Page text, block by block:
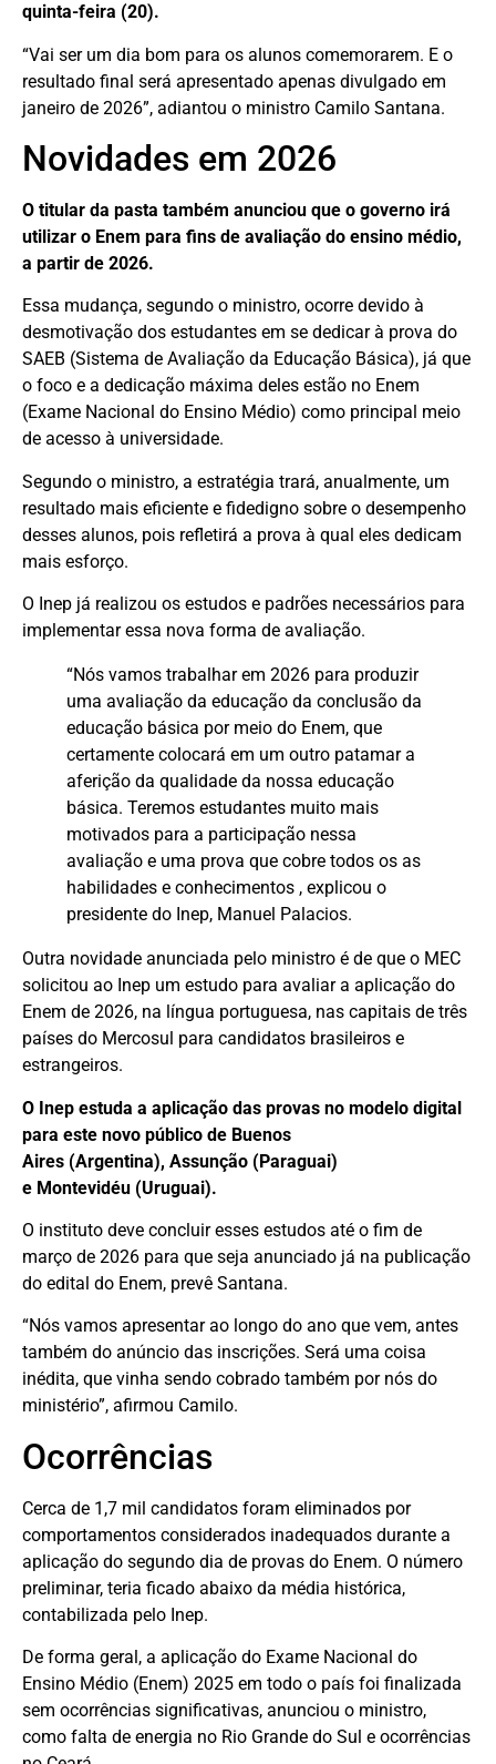
quinta-feira (20).
“Vai ser um dia bom para os alunos comemorarem. E o
resultado final será apresentado apenas divulgado em
janeiro de 2026”, adiantou o ministro Camilo Santana.
Novidades em 2026
O titular da pasta também anunciou que o governo irá
utilizar o Enem para fins de avaliação do ensino médio,
a partir de 2026.
Essa mudança, segundo o ministro, ocorre devido à
desmotivação dos estudantes em se dedicar à prova do
SAEB (Sistema de Avaliação da Educação Básica), já que
o foco e a dedicação máxima deles estão no Enem
(Exame Nacional do Ensino Médio) como principal meio
de acesso à universidade.
Segundo o ministro, a estratégia trará, anualmente, um
resultado mais eficiente e fidedigno sobre o desempenho
desses alunos, pois refletirá a prova à qual eles dedicam
mais esforço.
O Inep já realizou os estudos e padrões necessários para
implementar essa nova forma de avaliação.
“Nós vamos trabalhar em 2026 para produzir
uma avaliação da educação da conclusão da
educação básica por meio do Enem, que
certamente colocará em um outro patamar a
aferição da qualidade da nossa educação
básica. Teremos estudantes muito mais
motivados para a participação nessa
avaliação e uma prova que cobre todos os as
habilidades e conhecimentos , explicou o
presidente do Inep, Manuel Palacios.
Outra novidade anunciada pelo ministro é de que o MEC
solicitou ao Inep um estudo para avaliar a aplicação do
Enem de 2026, na língua portuguesa, nas capitais de três
países do Mercosul para candidatos brasileiros e
estrangeiros.
O Inep estuda a aplicação das provas no modelo digital
para este novo público de Buenos
Aires (Argentina), Assunção (Paraguai)
e Montevidéu (Uruguai).
O instituto deve concluir esses estudos até o fim de
março de 2026 para que seja anunciado já na publicação
do edital do Enem, prevê Santana.
“Nós vamos apresentar ao longo do ano que vem, antes
também do anúncio das inscrições. Será uma coisa
inédita, que vinha sendo cobrado também por nós do
ministério”, afirmou Camilo.
Ocorrências
Cerca de 1,7 mil candidatos foram eliminados por
comportamentos considerados inadequados durante a
aplicação do segundo dia de provas do Enem. O número
preliminar, teria ficado abaixo da média histórica,
contabilizada pelo Inep.
De forma geral, a aplicação do Exame Nacional do
Ensino Médio (Enem) 2025 em todo o país foi finalizada
sem ocorrências significativas, anunciou o ministro,
como falta de energia no Rio Grande do Sul e ocorrências